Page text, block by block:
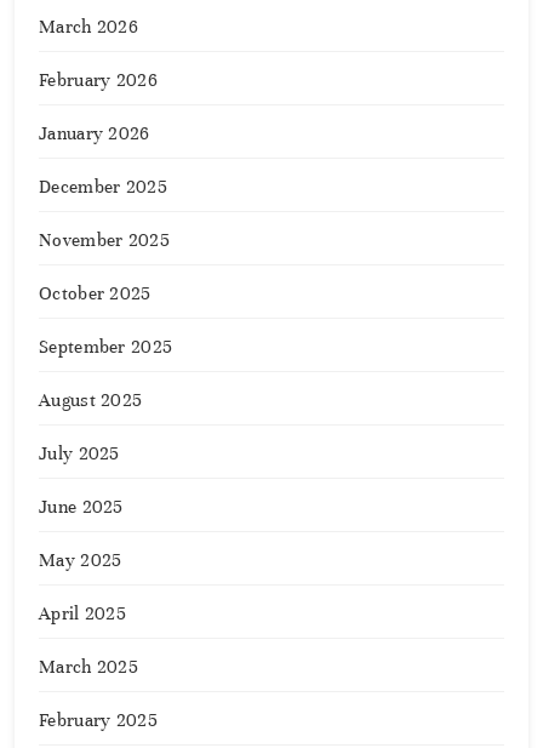
March 2026
February 2026
January 2026
December 2025
November 2025
October 2025
September 2025
August 2025
July 2025
June 2025
May 2025
April 2025
March 2025
February 2025